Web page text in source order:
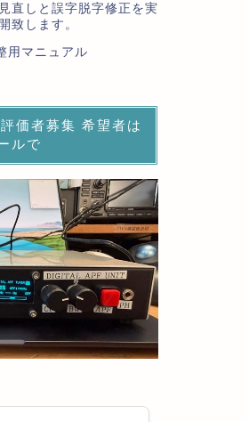
直しと誤字脱字修正を実
致します。
用マニュアル
価者募集 希望者は
ルで